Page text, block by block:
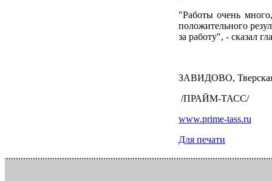
"Работы очень
положительного
за работу", - сказал
ЗАВИДОВО, Тверская
/ПРАЙМ-ТАСС/
www.prime-tass.ru
Для печати